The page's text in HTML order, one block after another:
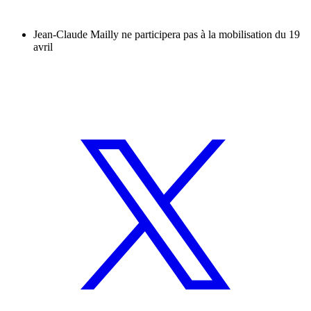
Jean-Claude Mailly ne participera pas à la mobilisation du 19
avril